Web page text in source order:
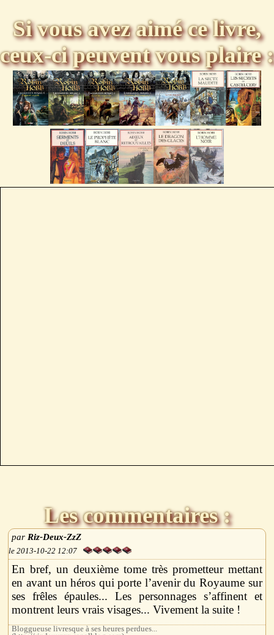
Si vous avez aimé ce livre,
ceux-ci peuvent vous plaire :
Les commentaires :
Riz-Deux-ZzZ
2013-10-22 12:07
En bref, un deuxième tome très prometteur mettant
en avant un héros qui porte l’avenir du Royaume sur
ses frêles épaules... Les personnages s’affinent et
montrent leurs vrais visages... Vivement la suite !
Bloggueuse livresque à ses heures perdues...